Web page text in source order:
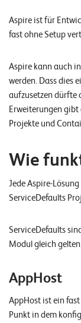
Aspire ist für
fast ohne Setup
Aspire kann auch
werden. Dass dies
aufzusetzen dürfte
Erweiterungen gibt
Projekte und
Wie
Jede Aspire-
ServiceDefaults
ServiceDefaults
Modul gleich
AppHost
AppHost ist ein
Punkt in dem